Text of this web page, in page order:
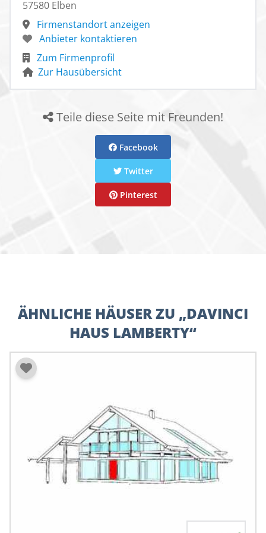
57580 Elben
Firmenstandort anzeigen
Anbieter kontaktieren
Zum Firmenprofil
Zur Hausübersicht
Teile diese Seite mit Freunden!
Facebook
Twitter
Pinterest
ÄHNLICHE HÄUSER ZU „DAVINCI
HAUS LAMBERTY“